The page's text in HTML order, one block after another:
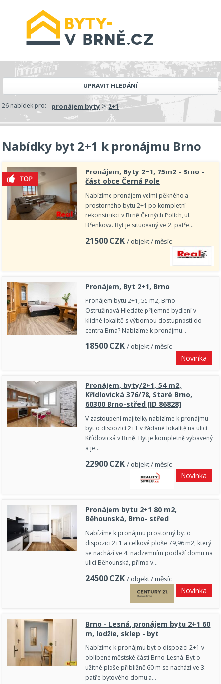
UPRAVIT HLEDÁNÍ
26 nabídek pro: pronájem byty>2+1
Nabídky byt 2+1 k pronájmu Brno
Pronájem, Byty 2+1, 75m2 - Brno -
část obce Černá Pole
Nabízíme pronájem velmi pěkného a
prostorného bytu 2+1 po kompletní
rekonstrukci v Brně Černých Polích, ul.
Břenkova. Byt je situovaný ve 2. patře…
21500 CZK / objekt / měsíc
Pronájem, Byt 2+1, Brno
Pronájem bytu 2+1, 55 m2, Brno -
Ostružinová Hledáte příjemné bydlení v
klidné lokalitě s výbornou dostupností do
centra Brna? Nabízíme k pronájmu…
18500 CZK / objekt / měsíc
Novinka
Pronájem, byty/2+1, 54 m2,
Křídlovická 376/78, Staré Brno,
60300 Brno-střed [ID 86828]
V zastoupení majitelky nabízíme k pronájmu
byt o dispozici 2+1 v žádané lokalitě na ulici
Křídlovická v Brně. Byt je kompletně vybavený
a je…
22900 CZK / objekt / měsíc
Novinka
Pronájem bytu 2+1 80 m2,
Běhounská, Brno- střed
Nabízíme k pronájmu prostorný byt o
dispozici 2+1 a celkové ploše 79,96 m2, který
se nachází ve 4. nadzemním podlaží domu na
ulici Běhounská, přímo v…
24500 CZK / objekt / měsíc
Novinka
Brno - Lesná, pronájem bytu 2+1 60
m, lodžie, sklep - byt
Nabízíme k pronájmu byt o dispozici 2+1 v
oblíbené městské části Brno-Lesná. Byt o
užitné ploše přibližně 60 m se nachází ve 3.
patře bytového domu a…